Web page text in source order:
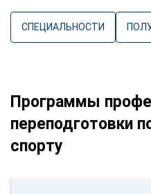
СПЕЦИАЛЬНОСТИ
Программы
переподготовки
спорту